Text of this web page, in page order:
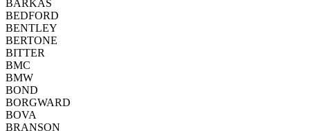
BARKAS
BEDFORD
BENTLEY
BERTONE
BITTER
BMC
BMW
BOND
BORGWARD
BOVA
BRANSON